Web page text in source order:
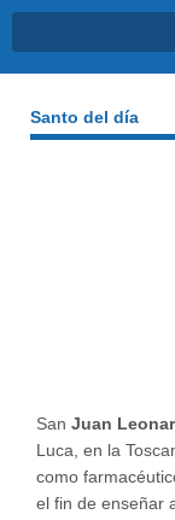
Santo del día
San Juan
Luca, en la
como
el fin de enseñar